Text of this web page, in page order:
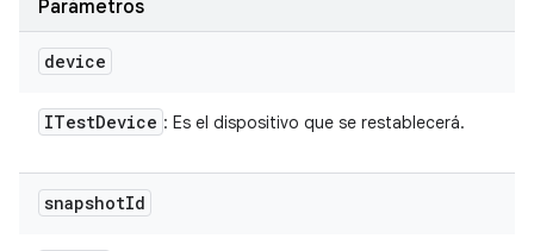
Parámetros
device
ITestDevice : Es el dispositivo que se restablecerá.
snapshotId